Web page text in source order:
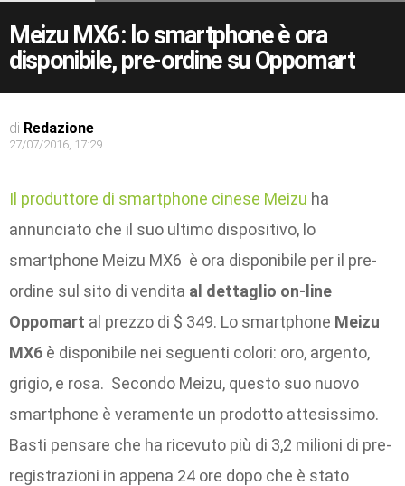
Meizu MX6: lo smartphone è ora
disponibile, pre-ordine su Oppomart
di Redazione
27/07/2016, 17:29
Il produttore di smartphone cinese Meizu ha
annunciato che il suo ultimo dispositivo, lo
smartphone Meizu MX6 è ora disponibile per il pre-
ordine sul sito di vendita al dettaglio on-line
Oppomart al prezzo di $ 349. Lo smartphone Meizu
MX6 è disponibile nei seguenti colori: oro, argento,
grigio, e rosa. Secondo Meizu, questo suo nuovo
smartphone è veramente un prodotto attesissimo.
Basti pensare che ha ricevuto più di 3,2 milioni di pre-
registrazioni in appena 24 ore dopo che è stato